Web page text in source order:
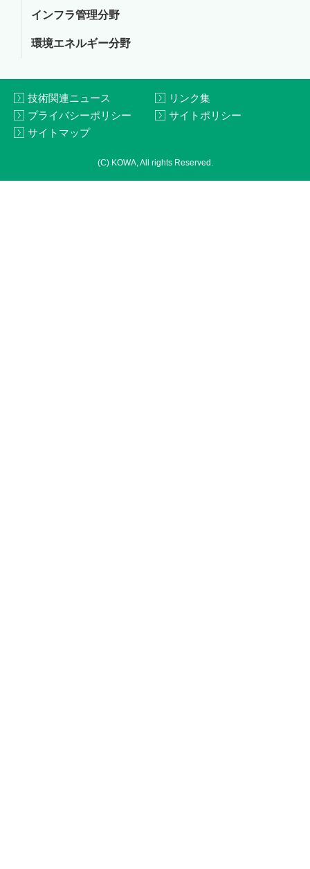
インフラ管理分野
環境エネルギー分野
技術関連ニュース
リンク集
プライバシーポリシー
サイトポリシー
サイトマップ
(C) KOWA, All rights Reserved.